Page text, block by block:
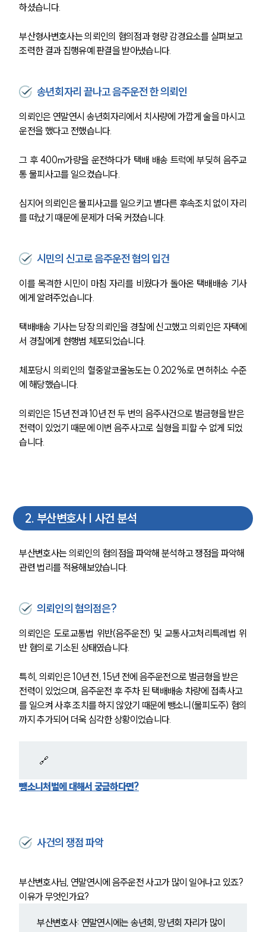
하셨습니다.
부산형사변호사는 의뢰인의 혐의점과 형량 감경요소를 살펴보고
조력한 결과 집행유예 판결을 받아냈습니다.
송년회자리 끝나고 음주운전 한 의뢰인
의뢰인은 연말연시 송년회자리에서 치사량에 가깝게 술을 마시고
운전을 했다고 전했습니다.
그 후 400m가량을 운전하다가 택배 배송 트럭에 부딪혀 음주교
통 물피사고를 일으켰습니다.
심지어 의뢰인은 물피사고를 일으키고 별다른 후속조치 없이 자리
를 떠났기 때문에 문제가 더욱 커졌습니다.
시민의 신고로 음주운전 혐의 입건
이를 목격한 시민이 마침 자리를 비웠다가 돌아온 택배배송 기사
에게 알려주었습니다.
택배배송 기사는 당장 의뢰인을 경찰에 신고했고 의뢰인은 자택에
서 경찰에게 현행범 체포되었습니다.
체포당시 의뢰인의 혈중알코올농도는 0.202%로 면허취소 수준
에 해당했습니다.
의뢰인은 15년 전과 10년 전 두 번의 음주사건으로 벌금형을 받은
전력이 있었기 때문에 이번 음주사고로 실형을 피할 수 없게 되었
습니다.
2. 부산변호사 | 사건 분석
부산변호사는 의뢰인의 혐의점을 파악해 분석하고 쟁점을 파악해
관련 법리를 적용해보았습니다.
의뢰인의 혐의점은?
의뢰인은 도로교통법 위반(음주운전) 및 교통사고처리특례법 위
반 혐의로 기소된 상태였습니다.
특히, 의뢰인은 10년 전, 15년 전에 음주운전으로 벌금형을 받은
전력이 있었으며, 음주운전 후 주차 된 택배배송 차량에 접촉사고
를 일으켜 사후 조치를 하지 않았기 때문에 뺑소니(물피도주) 혐의
까지 추가되어 더욱 심각한 상황이었습니다.
🔗
뺑소니처벌에 대해서 궁금하다면?
사건의 쟁점 파악
부산변호사님, 연말연시에 음주운전 사고가 많이 일어나고 있죠?
이유가 무엇인가요?
부산변호사: 연말연시에는 송년회, 망년회 자리가 많이